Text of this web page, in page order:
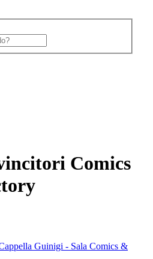
Comics
Guinigi - Sala Comics &